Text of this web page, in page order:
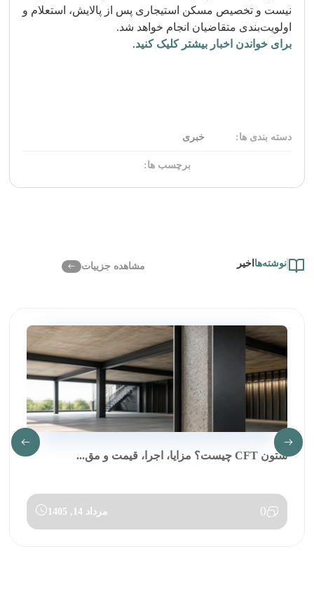
نیست و تخصیص مسکن استیجاری پس از پالایش، استعلام و
اولویت‌بندی متقاضیان انجام خواهد شد.
برای خواندن اخبار بیشتر کلیک کنید.
دسته بندی ها: خبری
برچسب ها:
نوشته‌ها اخیر مشاهده جزییات
ستون CFT چیست؟ مزایا، اجرا، قیمت و مق...
0 مرداد 14, 1405